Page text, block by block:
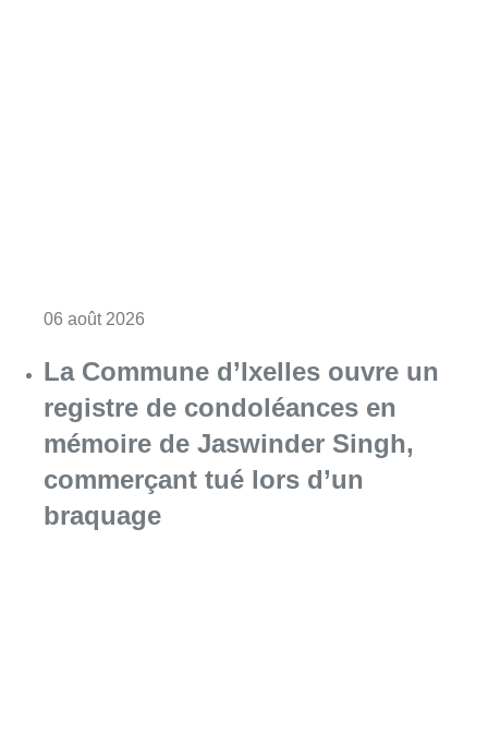
06 août 2026
La Commune d’Ixelles ouvre un
registre de condoléances en
mémoire de Jaswinder Singh,
commerçant tué lors d’un
braquage